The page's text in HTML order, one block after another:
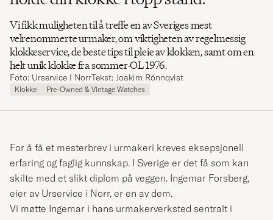
Vi fikk muligheten til å treffe en av ​​Sveriges mest
velrenommerte urmaker, om viktigheten av ​​regelmessig
klokkeservice, de beste tips til pleie av klokken, samt om en
helt unik klokke fra sommer-OL 1976.
Foto: Urservice I NorrTekst: Joakim Rönnqvist
Klokke Pre-Owned & Vintage Watches
For å få et mesterbrev i urmakeri kreves eksepsjonell
erfaring og faglig kunnskap. I Sverige er det få som kan
skilte med et slikt diplom på veggen. Ingemar Forsberg,
eier av Urservice i Norr, er en av dem.
Vi møtte Ingemar i hans urmakerverksted sentralt i